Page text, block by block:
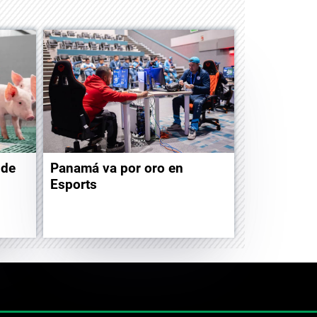
Panamá va por oro en
Esports